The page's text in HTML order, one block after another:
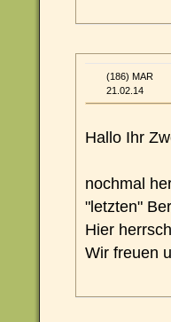
(186) MAR
21.02.14
Hallo Ihr
nochmal
"letzten"
Hier
Wir freuen